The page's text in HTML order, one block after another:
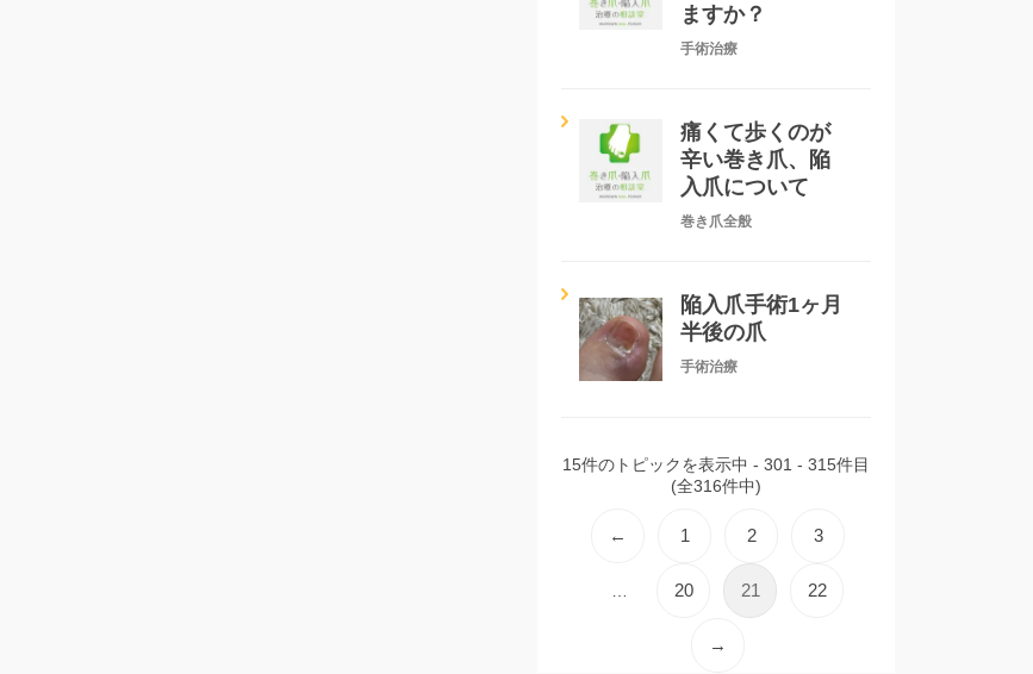
ますか？
手術治療
痛くて歩くのが
辛い巻き爪、陥
入爪について
巻き爪全般
陥入爪手術1ヶ月
半後の爪
手術治療
15件のトピックを表示中 - 301 - 315件目
(全316件中)
← 1 2 3
20 21 22
→